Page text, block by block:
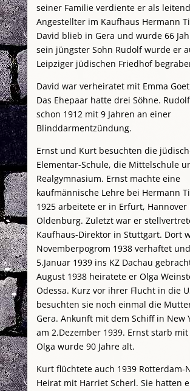
seiner Familie verdiente er als
Angestellter im Kaufhaus Hermann
David blieb in Gera und wurde 66
sein jüngster Sohn Rudolf wurde er
Leipziger jüdischen Friedhof
David war verheiratet mit Emma
Das Ehepaar hatte drei Söhne.
schon 1912 mit 9 Jahren an einer
Blinddarmentzündung.
Ernst und Kurt besuchten die
Elementar-Schule, die Mittelschule
Realgymnasium. Ernst machte eine
kaufmännische Lehre bei Hermann
1925 arbeitete er in Erfurt, Hannover
Oldenburg. Zuletzt war er
Kaufhaus-Direktor in Stuttgart. Dort
Novemberpogrom 1938 verhaftet
5.Januar 1939 ins KZ Dachau
August 1938 heiratete er Olga
Odessa. Kurz vor ihrer Flucht in die
besuchten sie noch einmal die
Gera. Ankunft mit dem Schiff in New
am 2.Dezember 1939. Ernst starb mit
Olga wurde 90 Jahre alt.
Kurt flüchtete auch 1939 Rotterdam-
Heirat mit Harriet Scherl. Sie hatten